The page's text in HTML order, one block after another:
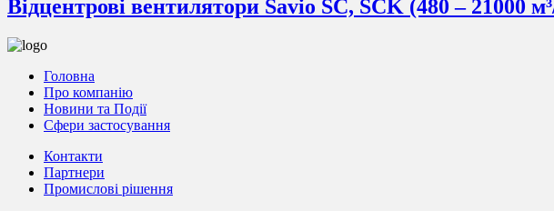
Відцентрові вентилятори Savio SC, SCK (480 – 21000
Головна
Про компанію
Новини та Події
Сфери застосування
Контакти
Партнери
Промислові рішення